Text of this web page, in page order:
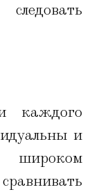
каждого
и